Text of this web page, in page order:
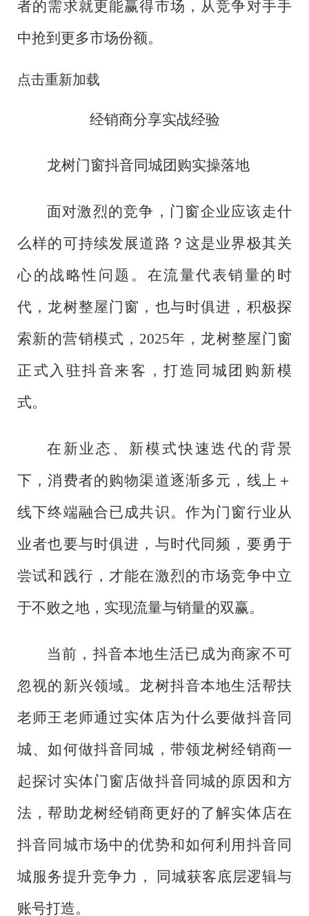
者的需求就更能赢得市场，从竞争对手手
中抢到更多市场份额。
点击重新加载
经销商分享实战经验
龙树门窗抖音同城团购实操落地
面对激烈的竞争，门窗企业应该走什
么样的可持续发展道路？这是业界极其关
心的战略性问题。在流量代表销量的时
代，龙树整屋门窗，也与时俱进，积极探
索新的营销模式， 2025年，龙树整屋门窗
正式入驻抖音来客，打造同城团购新模
式。
在新业态、新模式快速迭代的背景
下，消费者的购物渠道逐渐多元，线上＋
线下终端融合已成共识。作为门窗行业从
业者也要与时俱进，与时代同频，要勇于
尝试和践行，才能在激烈的市场竞争中立
于不败之地，实现流量与销量的双赢。
当前，抖音本地生活已成为商家不可
忽视的新兴领域。龙树抖音本地生活帮扶
老师王老师通过实体店为什么要做抖音同
城、如何做抖音同城，带领龙树经销商一
起探讨实体门窗店做抖音同城的原因和方
法，帮助龙树经销商更好的了解实体店在
抖音同城市场中的优势和如何利用抖音同
城服务提升竞争力，
同城获客底层逻辑与
账号打造。